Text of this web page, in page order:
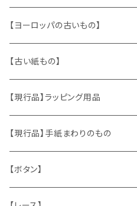
【ヨーロッパの古いもの】
ヴィンテージアクセサリー
おもちゃ、ぬいぐるみ
くま、テディベア
うさぎ
ヴィンテージファブリック
ハンドメイド製品
【古い紙もの】
切手、FDC
ポストカード、カレンダー
マッチラベル、食品ラベル
【現行品】ラッピング用品
伝票、タグ、シール
袋、ラッピングペーパー
【現行品】手紙まわりのもの
封筒、ポストカード
【ボタン】